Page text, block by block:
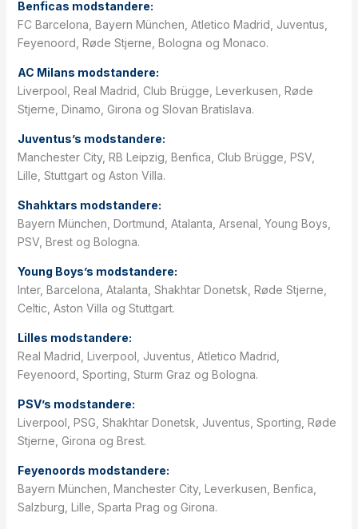
Benficas modstandere:
FC Barcelona, Bayern München, Atletico Madrid, Juventus,
Feyenoord, Røde Stjerne, Bologna og Monaco.
AC Milans modstandere:
Liverpool, Real Madrid, Club Brügge, Leverkusen, Røde
Stjerne, Dinamo, Girona og Slovan Bratislava.
Juventus’s modstandere:
Manchester City, RB Leipzig, Benfica, Club Brügge, PSV,
Lille, Stuttgart og Aston Villa.
Shahktars modstandere:
Bayern München, Dortmund, Atalanta, Arsenal, Young Boys,
PSV, Brest og Bologna.
Young Boys’s modstandere:
Inter, Barcelona, Atalanta, Shakhtar Donetsk, Røde Stjerne,
Celtic, Aston Villa og Stuttgart.
Lilles modstandere:
Real Madrid, Liverpool, Juventus, Atletico Madrid,
Feyenoord, Sporting, Sturm Graz og Bologna.
PSV’s modstandere:
Liverpool, PSG, Shakhtar Donetsk, Juventus, Sporting, Røde
Stjerne, Girona og Brest.
Feyenoords modstandere:
Bayern München, Manchester City, Leverkusen, Benfica,
Salzburg, Lille, Sparta Prag og Girona.